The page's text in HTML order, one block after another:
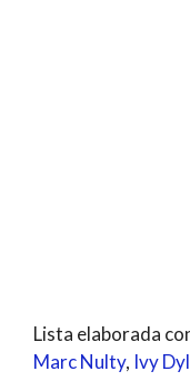
Lista elaborada
Marc Nulty, Ivy